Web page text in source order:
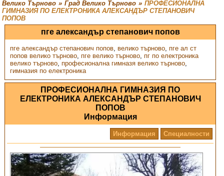
Велико Търново » Град Велико Търново » ПРОФЕСИОНАЛНА
ГИМНАЗИЯ ПО ЕЛЕКТРОНИКА АЛЕКСАНДЪР СТЕПАНОВИЧ
ПОПОВ
пге александър степанович попов
пге александър степанович попов, велико търново, пге ал ст
попов велико търново, пге велико търново, пг по електроника
велико търново, професионална гимназя велико търново,
гимназия по електроника
ПРОФЕСИОНАЛНА ГИМНАЗИЯ ПО
ЕЛЕКТРОНИКА АЛЕКСАНДЪР СТЕПАНОВИЧ
ПОПОВ
Информация
Информация Специалности